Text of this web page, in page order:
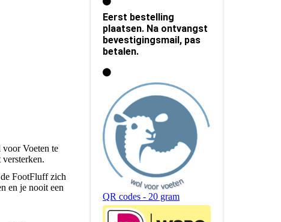
voor Voeten te
FootFluff zich
en je nooit een
Eerst bestelling
plaatsen. Na ontvangst
bevestigingsmail, pas
betalen.
QR codes - 20 gram